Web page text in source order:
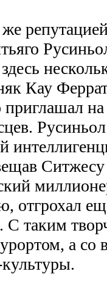
Кау
приглашал
отгрохал
С таким
а со